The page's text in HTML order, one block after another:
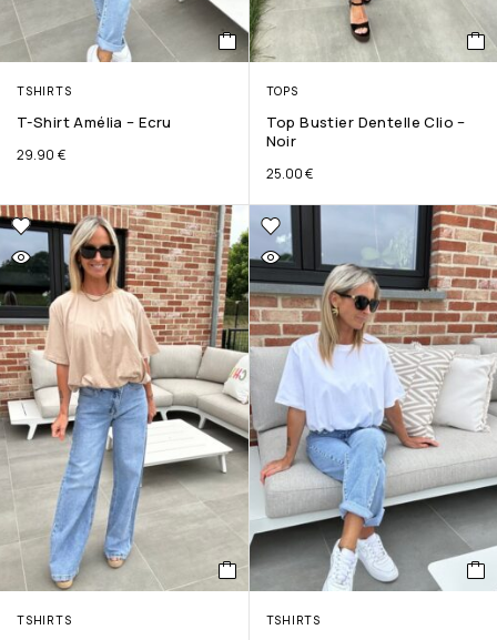
TSHIRTS
T-Shirt Amélia – Ecru
29.90 €
TOPS
Top Bustier Dentelle Clio –
Noir
25.00€
TSHIRTS TSHIRTS